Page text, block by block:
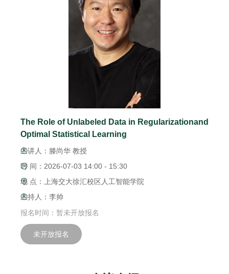
The Role of Unlabeled Data in Regularizationand
Optimal Statistical Learning
主讲人：滕尚华 教授
时 间：2026-07-03 14:00 - 15:30
地 点：上海交大徐汇校区人工智能学院
主持人：李帅
报名时间：暂未开放报名
未开放报名